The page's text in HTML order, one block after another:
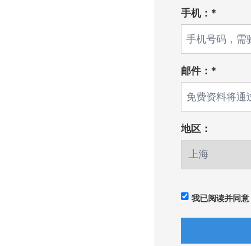
手机：*
邮件：*
地区：
我已阅读并同意